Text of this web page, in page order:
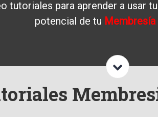
tutoriales para aprender a usar
potencial de tu